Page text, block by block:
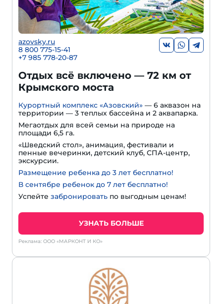
azovsky.ru
8 800 775-15-41
+7 985 778-20-87
Отдых всё включено — 72 км от
Крымского моста
Курортный комплекс «Азовский» — 6 аквазон на
территории — 3 теплых бассейна и 2 аквапарка.
Мегаотдых для всей семьи на природе на
площади 6,5 га.
«Шведский стол», анимация, фестивали и
пенные вечеринки, детский клуб, СПА-центр,
экскурсии.
Размещение ребенка до 3 лет бесплатно!
В сентябре ребенок до 7 лет бесплатно!
Успейте забронировать по выгодным ценам!
УЗНАТЬ БОЛЬШЕ
Реклама: ООО «МАРКОНТ И КО»